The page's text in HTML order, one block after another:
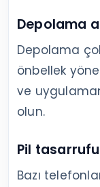
Depolama
Depolama
önbellek
ve
olun.
Pil tasarrufu
Bazı